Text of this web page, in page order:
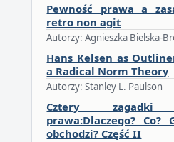
Pewność prawa a
retro non agit
Autorzy: Agnieszka Bielska-
Hans Kelsen as
a Radical Norm Theory
Autorzy: Stanley L. Paulson
Cztery
prawa:Dlaczego?
obchodzi? Część II